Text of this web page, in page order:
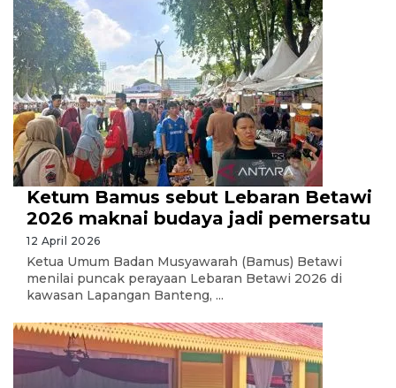
Ketum Bamus sebut Lebaran Betawi
2026 maknai budaya jadi pemersatu
12 April 2026
Ketua Umum Badan Musyawarah (Bamus) Betawi
menilai puncak perayaan Lebaran Betawi 2026 di
kawasan Lapangan Banteng, ...